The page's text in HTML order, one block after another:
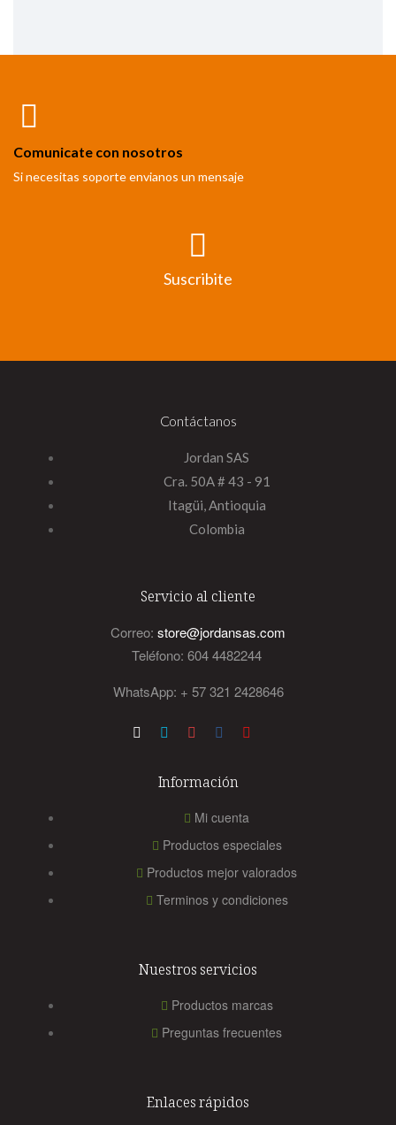
Comunicate con nosotros
Si necesitas soporte envianos un mensaje
Suscribite
Contáctanos
Jordan SAS
Cra. 50A # 43 - 91
Itagüi, Antioquia
Colombia
Servicio al cliente
Correo: store@jordansas.com
Teléfono: 604 4482244
WhatsApp: + 57 321 2428646
Información
Mi cuenta
Productos especiales
Productos mejor valorados
Terminos y condiciones
Nuestros servicios
Productos marcas
Preguntas frecuentes
Enlaces rápidos